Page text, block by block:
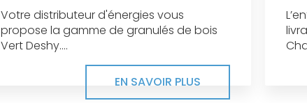
Votre distributeur d'énergies vous
propose la gamme de granulés de bois
Vert Deshy....
EN SAVOIR PLUS